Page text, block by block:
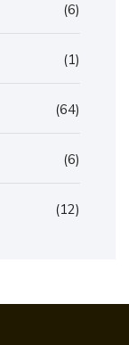
(6)
(1)
(64)
(6)
(12)